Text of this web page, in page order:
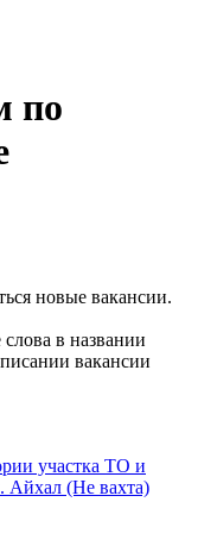
по
новые вакансии.
в названии
вакансии
участка ТО и
Айхал (Не вахта)